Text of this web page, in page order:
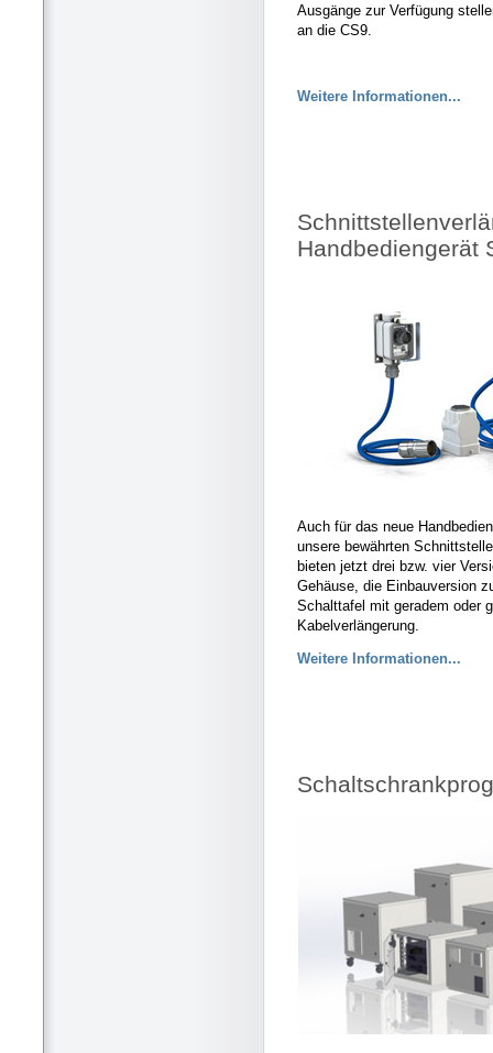
Ausgänge zur Verfügung
an die CS9.
Weitere Informationen...
Handbediengerät
Auch für das neue
unsere bewährten
bieten jetzt drei bzw. vier
Gehäuse, die Einbauversion
Schalttafel mit geradem oder
Kabelverlängerung.
Weitere Informationen...